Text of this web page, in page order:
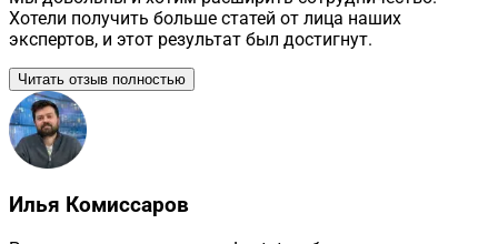
Хотели получить больше статей от лица наших
экспертов, и этот результат был достигнут.
Читать отзыв полностью
Илья Комиссаров